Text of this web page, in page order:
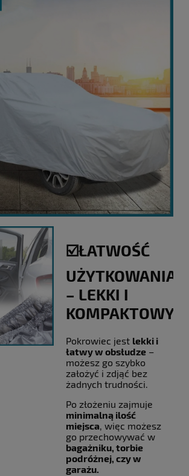
☑️ŁATWOŚĆ
UŻYTKOWANIA
– LEKKI I
KOMPAKTOWY
Pokrowiec jest lekki i
łatwy w obsłudze –
możesz go szybko
założyć i zdjąć bez
żadnych trudności.
Po złożeniu zajmuje
minimalną ilość
miejsca, więc możesz
go przechowywać w
bagażniku, torbie
podróżnej, czy w
garażu.